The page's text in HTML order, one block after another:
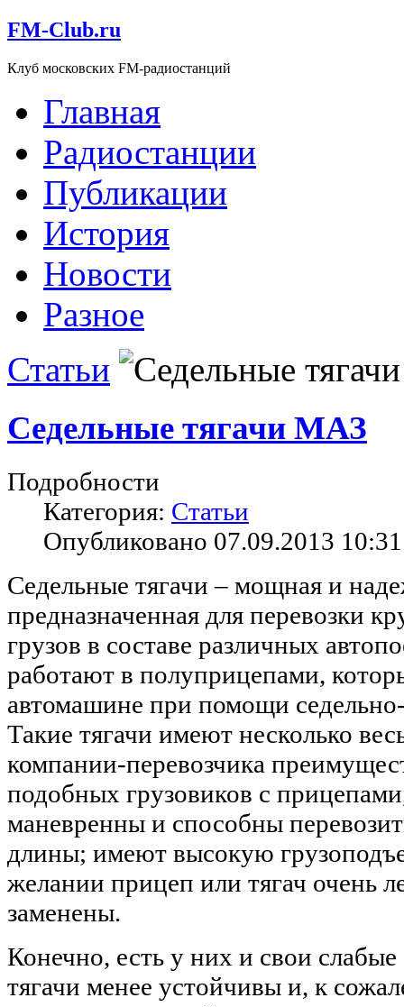
FM-Club.ru
Клуб московских FM-радиостанций
Главная
Радиостанции
Публикации
История
Новости
Разное
Статьи
Седельные тягачи МАЗ
Подробности
Категория: Статьи
Опубликовано 07.09.2013 10:31
Седельные тягачи – мощная и
предназначенная для перевозки
грузов в составе различных
работают в полуприцепами,
автомашине при помощи
Такие тягачи имеют несколько
компании-перевозчика
подобных грузовиков с
маневренны и способны
длины; имеют высокую
желании прицеп или тягач очень
заменены.
Конечно, есть у них и свои
тягачи менее устойчивы и, к